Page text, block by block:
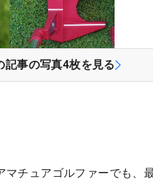
記事の写真4枚を見る
チュアゴルファーでも、